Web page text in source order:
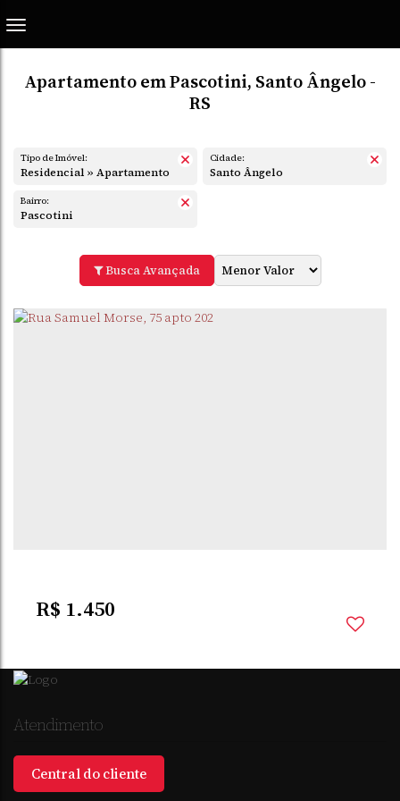
Apartamento em Pascotini, Santo Ângelo -
RS
Tipo de Imóvel:
Residencial » Apartamento
Cidade:
Santo Ângelo
Bairro:
Pascotini
Busca Avançada
R$ 1.450
Atendimento
Central do cliente